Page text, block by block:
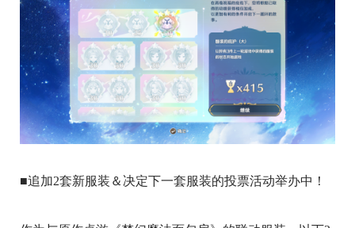
■追加2套新服装＆决定下一套服装的投票活动举办中！